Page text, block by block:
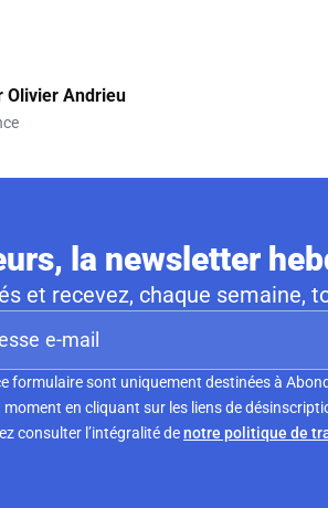
Olivier Andrieu
la newsletter
et recevez, chaque semaine,
formulaire sont uniquement destinées à
en cliquant sur les liens de
consulter l’intégralité denotre politique de